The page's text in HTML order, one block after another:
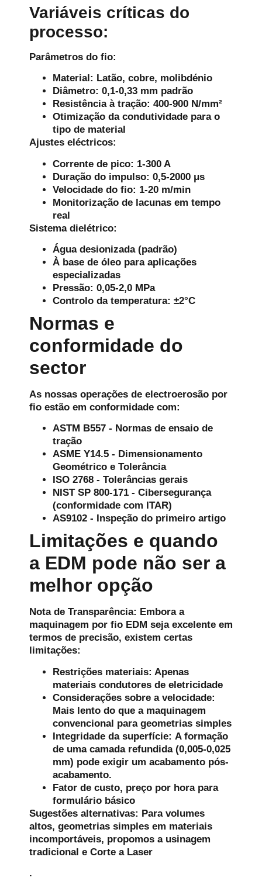
Variáveis críticas do
processo:
Parâmetros do fio:
Material: Latão, cobre, molibdénio
Diâmetro: 0,1-0,33 mm padrão
Resistência à tração: 400-900 N/mm²
Otimização da condutividade para o
tipo de material
Ajustes eléctricos:
Corrente de pico: 1-300 A
Duração do impulso: 0,5-2000 μs
Velocidade do fio: 1-20 m/min
Monitorização de lacunas em tempo
real
Sistema dielétrico:
Água desionizada (padrão)
À base de óleo para aplicações
especializadas
Pressão: 0,05-2,0 MPa
Controlo da temperatura: ±2°C
Normas e
conformidade do
sector
As nossas operações de electroerosão por
fio estão em conformidade com:
ASTM B557 - Normas de ensaio de
tração
ASME Y14.5 - Dimensionamento
Geométrico e Tolerância
ISO 2768 - Tolerâncias gerais
NIST SP 800-171 - Cibersegurança
(conformidade com ITAR)
AS9102 - Inspeção do primeiro artigo
Limitações e quando
a EDM pode não ser a
melhor opção
Nota de Transparência: Embora a
maquinagem por fio EDM seja excelente em
termos de precisão, existem certas
limitações:
Restrições materiais: Apenas
materiais condutores de eletricidade
Considerações sobre a velocidade:
Mais lento do que a maquinagem
convencional para geometrias simples
Integridade da superfície: A formação
de uma camada refundida (0,005-0,025
mm) pode exigir um acabamento pós-
acabamento.
Fator de custo, preço por hora para
formulário básico
Sugestões alternativas: Para volumes
altos, geometrias simples em materiais
incomportáveis, propomos a usinagem
tradicional e Corte a Laser
.